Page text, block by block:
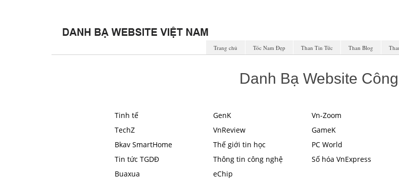
Trang chủ Tóc Nam Đẹp Than Tin Tức Than Blog
Danh Bạ Website
Tinh tế GenK Vn-Zoom
TechZ
VnReview GameK
Bkav SmartHome
Thế giới tin học PC World
Tin tức TGDĐ
Thông tin công nghệ Số hóa VnExpress
Buaxua
eChip